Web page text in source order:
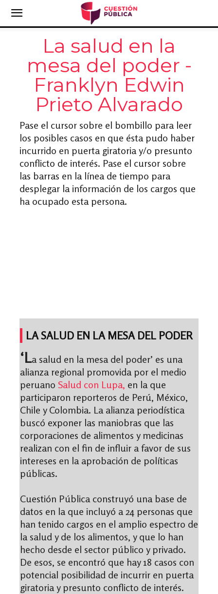
La salud en la
mesa del poder -
Franklyn Edwin
Prieto Alvarado
Pase el cursor sobre el bombillo para leer
los posibles casos en que ésta pudo haber
incurrido en puerta giratoria y/o presunto
conflicto de interés. Pase el cursor sobre
las barras en la línea de tiempo para
desplegar la información de los cargos que
ha ocupado esta persona.
LA SALUD EN LA MESA DEL PODER
‘La salud en la mesa del poder’ es una
alianza regional promovida por el medio
peruano Salud con Lupa, en la que
participaron reporteros de Perú, México,
Chile y Colombia. La alianza periodística
buscó exponer las maniobras que las
corporaciones de alimentos y medicinas
realizan con el fin de influir a favor de sus
intereses en la aprobación de políticas
públicas.
Cuestión Pública construyó una base de
datos en la que incluyó a 24 personas que
han tenido cargos en el amplio espectro de
la salud y de los alimentos, y que lo han
hecho desde el sector público y privado.
De esos, se encontró que hay 18 casos con
potencial posibilidad de incurrir en puerta
giratoria y presunto conflicto de interés.